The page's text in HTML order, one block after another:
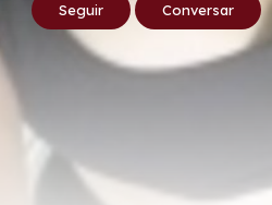
Seguir Conversar